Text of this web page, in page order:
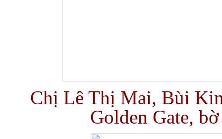
Chị Lê Thị Mai, Bùi
Golden Gate,